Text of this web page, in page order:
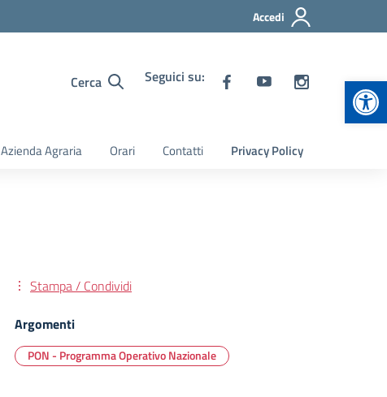
Accedi
Cerca Seguici su:
Azienda Agraria Orari Contatti Privacy Policy
Stampa / Condividi
Argomenti
PON - Programma Operativo Nazionale